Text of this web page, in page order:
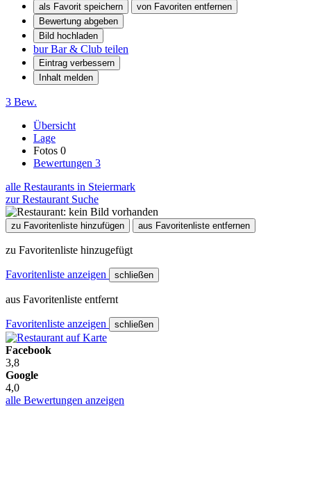
als Favorit speichern
von Favoriten entfernen
Bewertung abgeben
Bild hochladen
bur Bar & Club teilen
Eintrag verbessern
Inhalt melden
3 Bew.
Übersicht
Lage
Fotos 0
Bewertungen 3
alle Restaurants in Steiermark
zur Restaurant Suche
zu Favoritenliste hinzufügen aus Favoritenliste entfernen
zu Favoritenliste hinzugefügt
Favoritenliste anzeigen schließen
aus Favoritenliste entfernt
Favoritenliste anzeigen schließen
Facebook
3,8
Google
4,0
alle Bewertungen anzeigen